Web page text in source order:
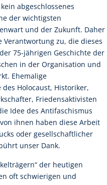
abgeschlossenes
der wichtigsten
und der Zukunft. Daher
zu, die dieses
75-jährigen Geschichte der
in der Organisation und
Ehemalige
Holocaust, Historiker,
Friedensaktivisten
Idee des Antifaschismus
ihnen haben diese Arbeit
oder gesellschaftlicher
unser Dank.
der heutigen
oft schwierigen und